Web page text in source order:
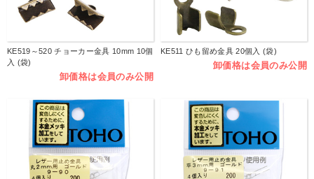
KE519～520 チョーカー金具 10mm 10個
入 (袋)
卸価格は会員のみ公開
KE511 ひも留め金具 20個入 (袋)
卸価格は会員のみ公開